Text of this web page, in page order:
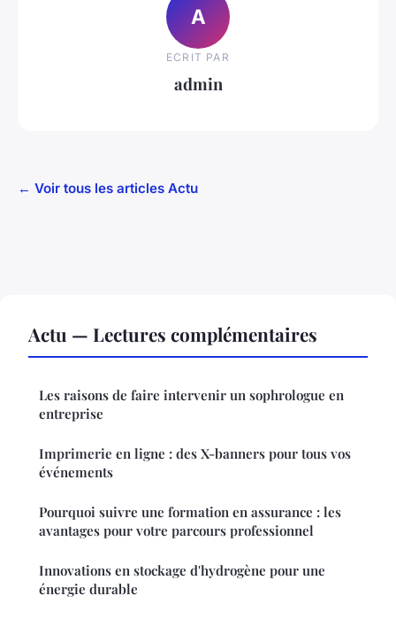
A
ECRIT PAR
admin
← Voir tous les articles Actu
Actu — Lectures complémentaires
Les raisons de faire intervenir un sophrologue en
entreprise
Imprimerie en ligne : des X-banners pour tous vos
événements
Pourquoi suivre une formation en assurance : les
avantages pour votre parcours professionnel
Innovations en stockage d'hydrogène pour une
énergie durable